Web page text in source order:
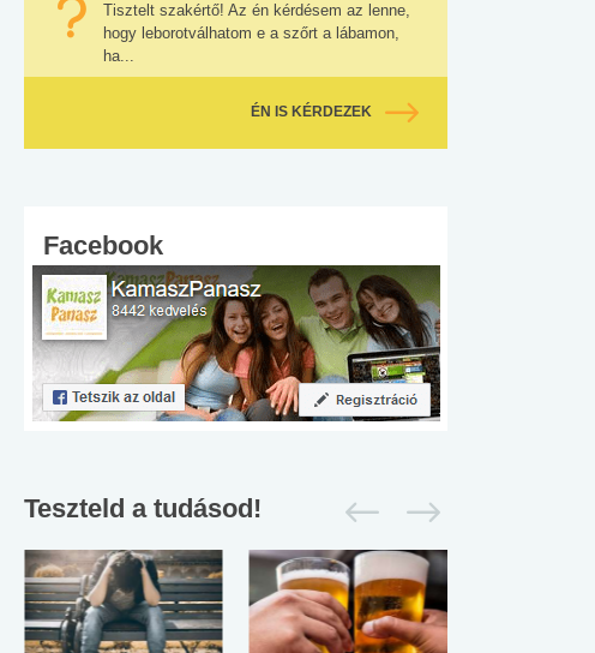
Tisztelt szakértő! Az én kérdésem az lenne,
hogy leborotválhatom e a szőrt a lábamon,
ha...
ÉN IS KÉRDEZEK
Facebook
Teszteld a tudásod!